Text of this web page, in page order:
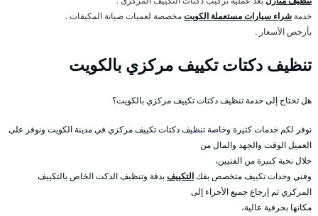
خدمة شراء سيارات مستعملة الكويتمخصصة لعميات صيانة المكيفات .
بأرخص الأسعار .
تنظيف دكتات تكييف مركزي بالكويت
هل تحتاج إلى خدمة تنظيف دكتات تكييف مركزي بالكويت؟
نوفر لكم خدمات كثيرة وخاصة تنظيف دكتات تكييف مركزي في مدينة الكويت ونوفر على
العميل الوقت والجهد والمال من
خلال نخبة كبيرة من الفنيين،
وفني وحدات تكييف متخصص بفكالتكييفبدقة وتنظيف الدكت الخاص بالتكييف
المركزي ثم إرجاع جميع الأجزاء إلى
مكانها بحرفية عالية،